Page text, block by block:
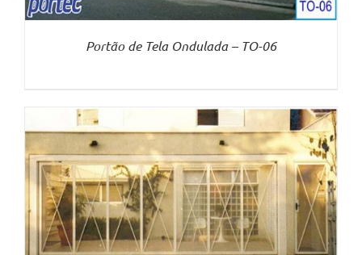
Portão de Tela Ondulada – TO-06